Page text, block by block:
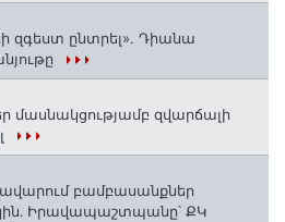
զգեստ ընտրել». Դիանա
մասնակցությամբ զվարճալի
բամբասանքներ
Իրավապաշտպանը՝ ՔԿ